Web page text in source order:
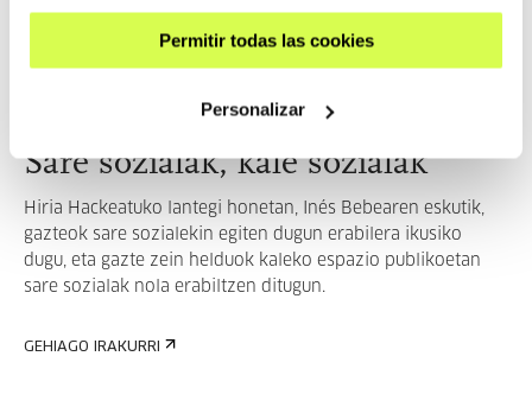
Permitir todas las cookies
Personalizar
Sare sozialak, kale sozialak
Hiria Hackeatuko lantegi honetan, Inés Bebearen eskutik,
gazteok sare sozialekin egiten dugun erabilera ikusiko
dugu, eta gazte zein helduok kaleko espazio publikoetan
sare sozialak nola erabiltzen ditugun.
GEHIAGO IRAKURRI